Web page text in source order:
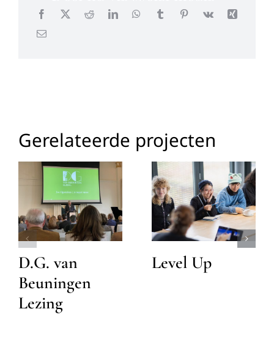
Gerelateerde projecten
D.G. van
Beuningen
Lezing
Level Up